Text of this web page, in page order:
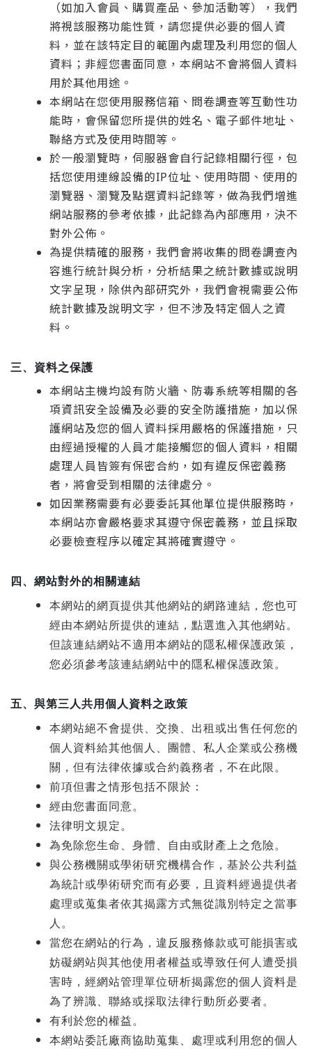
（如加入會員、購買產品、參加活動等），我們
將視該服務功能性質，請您提供必要的個人資
料，並在該特定目的範圍內處理及利用您的個人
資料；非經您書面同意，本網站不會將個人資料
用於其他用途。
本網站在您使用服務信箱、問卷調查等互動性功
能時，會保留您所提供的姓名、電子郵件地址、
聯絡方式及使用時間等。
於一般瀏覽時，伺服器會自行記錄相關行徑，包
括您使用連線設備的IP位址、使用時間、使用的
瀏覽器、瀏覽及點選資料記錄等，做為我們增進
網站服務的參考依據，此記錄為內部應用，決不
對外公佈。
為提供精確的服務，我們會將收集的問卷調查內
容進行統計與分析，分析結果之統計數據或說明
文字呈現，除供內部研究外，我們會視需要公佈
統計數據及說明文字，但不涉及特定個人之資
料。
三、 資料之保護
本網站主機均設有防火牆、防毒系統等相關的各
項資訊安全設備及必要的安全防護措施，加以保
護網站及您的個人資料採用嚴格的保護措施，只
由經過授權的人員才能接觸您的個人資料，相關
處理人員皆簽有保密合約，如有違反保密義務
者，將會受到相關的法律處分。
如因業務需要有必要委託其他單位提供服務時，
本網站亦會嚴格要求其遵守保密義務，並且採取
必要檢查程序以確定其將確實遵守。
四、網站對外的相關連結
本網站的網頁提供其他網站的網路連結，您也可
經由本網站所提供的連結，點選進入其他網站。
但該連結網站不適用本網站的隱私權保護政策，
您必須參考該連結網站中的隱私權保護政策。
五、與第三人共用個人資料之政策
本網站絕不會提供、交換、出租或出售任何您的
個人資料給其他個人、團體、私人企業或公務機
關，但有法律依據或合約義務者，不在此限。
前項但書之情形包括不限於：
經由您書面同意。
法律明文規定。
為免除您生命、身體、自由或財產上之危險。
與公務機關或學術研究機構合作，基於公共利益
為統計或學術研究而有必要，且資料經過提供者
處理或蒐集者依其揭露方式無從識別特定之當事
人。
當您在網站的行為，違反服務條款或可能損害或
妨礙網站與其他使用者權益或導致任何人遭受損
害時，經網站管理單位研析揭露您的個人資料是
為了辨識、聯絡或採取法律行動所必要者。
有利於您的權益。
本網站委託廠商協助蒐集、處理或利用您的個人